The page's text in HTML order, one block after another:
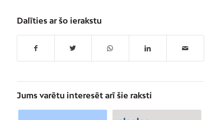
Dalīties ar šo ierakstu
Jums varētu interesēt arī šie raksti